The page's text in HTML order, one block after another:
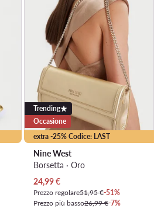
extra -25% Codice: LAST
Trending
Occasione
Nine West
Borsetta · Oro
Prezzo attuale
24,99€
Prezzo regolare51,95 €-51%
Prezzo più basso26,99 €-7%